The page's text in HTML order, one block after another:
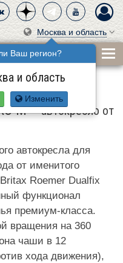
Москва и область
Ваш регион?
и область
Изменить
BRITAX RÖMER
M–автокресло от
автокресла для
от именитого
Roemer Dualfix
функционал
премиум-класса.
вращения на 360
чаши в 12
хода движения),